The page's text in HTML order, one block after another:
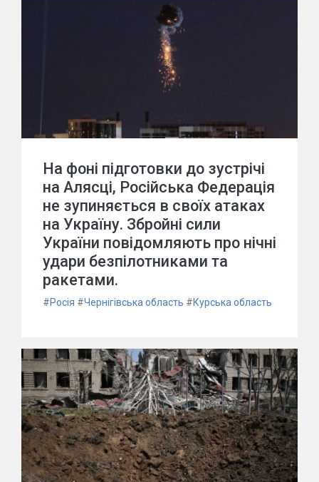
На фоні підготовки до зустрічі
на Алясці, Російська Федерація
не зупиняється в своїх атаках
на Україну. Збройні сили
України повідомляють про нічні
удари безпілотниками та
ракетами.
#Росія #Чернігівська область #Курська область